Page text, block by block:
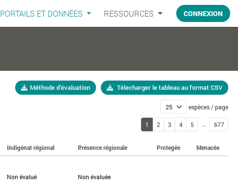
PORTAILS ET DONNÉES RESSOURCES CONNEXION
Méthode d'évaluation Télecharger le tableau au format CSV
espèces / page
1 2 3 4 5 ... 677
Indigénat régional Présence régionale Protegée Menacée
Non évalué Non évaluée